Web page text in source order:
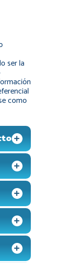
ser la
como